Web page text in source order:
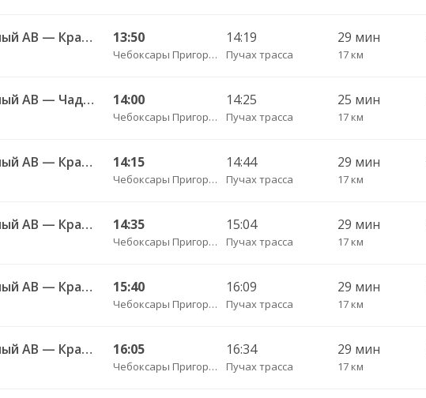
Чебоксары Пригородный АВ — Красноармейское с. ДКП 121 13:50
Чебоксары Пригородный АВ
14:19
Пучах трасса
29 мин
17 км
Чебоксары Пригородный АВ — Чадукасы д. 329 14:00
Чебоксары Пригородный АВ
14:25
Пучах трасса
25 мин
17 км
Чебоксары Пригородный АВ — Красноармейское с. ДКП 121 14:15
Чебоксары Пригородный АВ
14:44
Пучах трасса
29 мин
17 км
Чебоксары Пригородный АВ — Красноармейское с. ДКП 121 14:35
Чебоксары Пригородный АВ
15:04
Пучах трасса
29 мин
17 км
Чебоксары Пригородный АВ — Красноармейское с. ДКП 121 15:40
Чебоксары Пригородный АВ
16:09
Пучах трасса
29 мин
17 км
Чебоксары Пригородный АВ — Красноармейское с. ДКП 121 16:05
Чебоксары Пригородный АВ
16:34
Пучах трасса
29 мин
17 км